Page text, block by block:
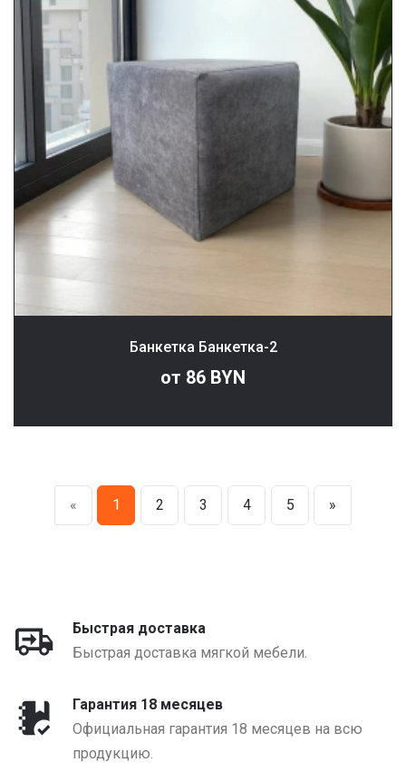
Банкетка Банкетка-2
от 86 BYN
« 1 2 3 4 5 »
Быстрая доставка
Быстрая доставка мягкой мебели.
Гарантия 18 месяцев
Официальная гарантия 18 месяцев на всю
продукцию.